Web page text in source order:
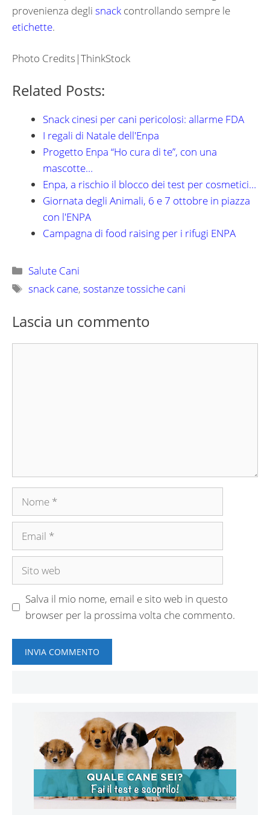
provenienza degli snack controllando sempre le
etichette.
Photo Credits|ThinkStock
Related Posts:
Snack cinesi per cani pericolosi: allarme FDA
I regali di Natale dell'Enpa
Progetto Enpa “Ho cura di te”, con una
mascotte…
Enpa, a rischio il blocco dei test per cosmetici…
Giornata degli Animali, 6 e 7 ottobre in piazza
con l'ENPA
Campagna di food raising per i rifugi ENPA
Categorie
Salute Cani
Tag
snack cane,sostanze tossiche cani
Lascia un commento
Nome
Email
Sito
Salva il mio nome, email e sito web in questo
browser per la prossima volta che commento.